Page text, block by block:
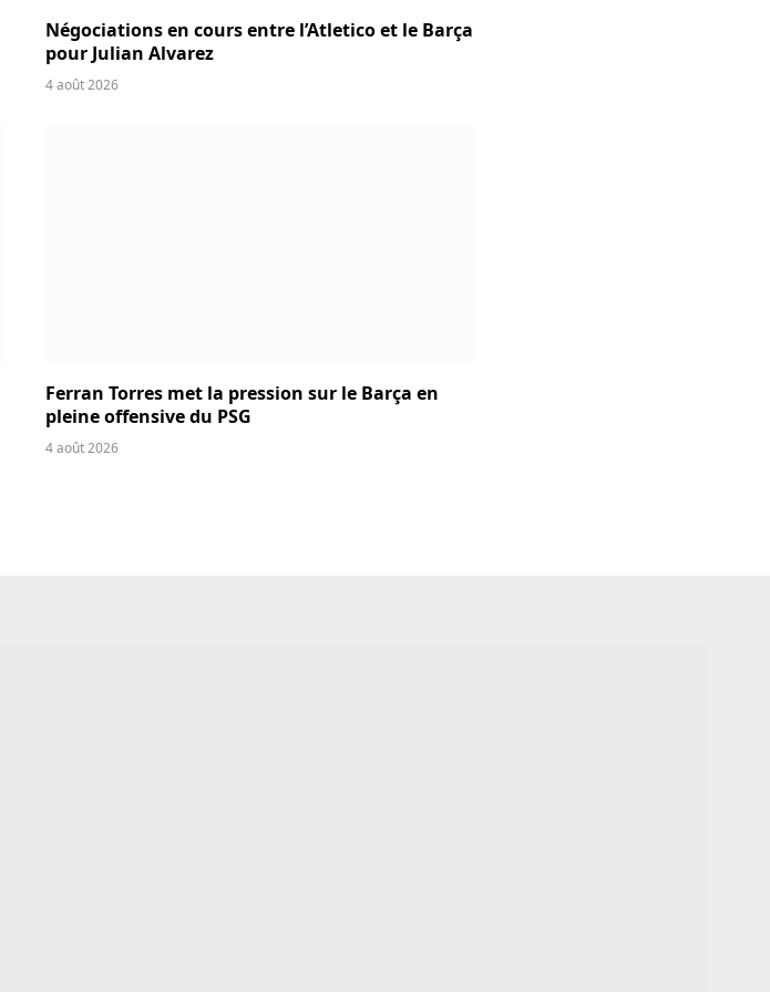
Négociations en cours entre l’Atletico et le Barça
pour Julian Alvarez
4 août 2026
Ferran Torres met la pression sur le Barça en
pleine offensive du PSG
4 août 2026